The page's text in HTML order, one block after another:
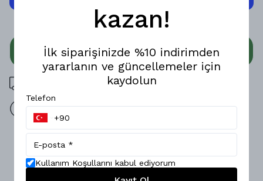
WHATSAPP
3000 TL üzeri ücretsiz kargo
14 gün içinde iade değişim
Ürün Açıklaması
Zamansız şıklığı ve konforu bir arada sunan Regular Polo
Yaka Triko T-Shirt, günlük stilinizi zahmetsizce yükseltir.;
kazan!
İlk siparişinizde %10 indirimden
yararlanın ve güncellemeler için
kaydolun
Telefon
Kullanım Koşullarını kabul ediyorum